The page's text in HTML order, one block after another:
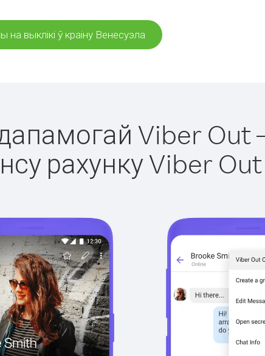
выклікі ў краіну Венесуэла
Viber Out
рахунку Viber